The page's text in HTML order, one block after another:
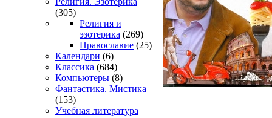
(305)
Религия и
эзотерика (269)
Православие (25)
Календари (6)
Классика (684)
Компьютеры (8)
Фантастика. Мистика
(153)
Учебная литература